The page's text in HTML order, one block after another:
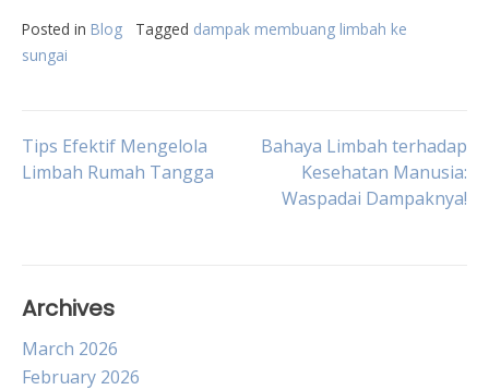
Posted in Blog Tagged dampak membuang limbah ke
sungai
Post
Tips Efektif Mengelola
Limbah Rumah Tangga
Bahaya Limbah terhadap
Kesehatan Manusia:
Waspadai Dampaknya!
Archives
March 2026
February 2026